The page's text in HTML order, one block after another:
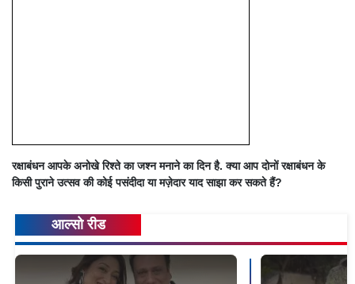
रक्षाबंधन आपके अनोखे रिश्ते का जश्न मनाने का दिन है. क्या आप दोनों रक्षाबंधन के
किसी पुराने उत्सव की कोई पसंदीदा या मज़ेदार याद साझा कर सकते हैं?
आल्सो रीड